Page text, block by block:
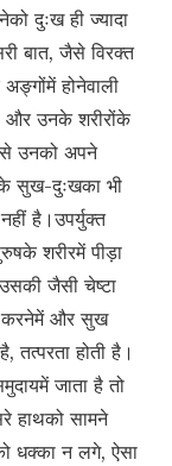
दुःख ही ज्यादा
बात, जैसे विरक्त
होनेवाली
और उनके शरीरोंके
उनको अपने
सुख-दुःखका भी
है।उपर्युक्त
शरीरमें पीड़ा
जैसी चेष्टा
करनेमें और सुख
तत्परता होती है।
जाता है तो
हाथको सामने
धक्का न लगे, ऐसा